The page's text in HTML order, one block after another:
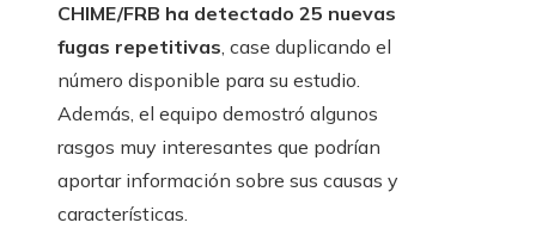
CHIME/FRB ha detectado 25 nuevas
fugas repetitivas, case duplicando el
número disponible para su estudio.
Además, el equipo demostró algunos
rasgos muy interesantes que podrían
aportar información sobre sus causas y
características.